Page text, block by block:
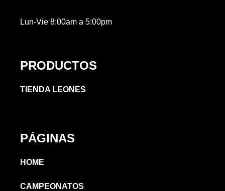
Lun-Vie 8:00am a 5:00pm
PRODUCTOS
TIENDA LEONES
PÁGINAS
HOME
CAMPEONATOS